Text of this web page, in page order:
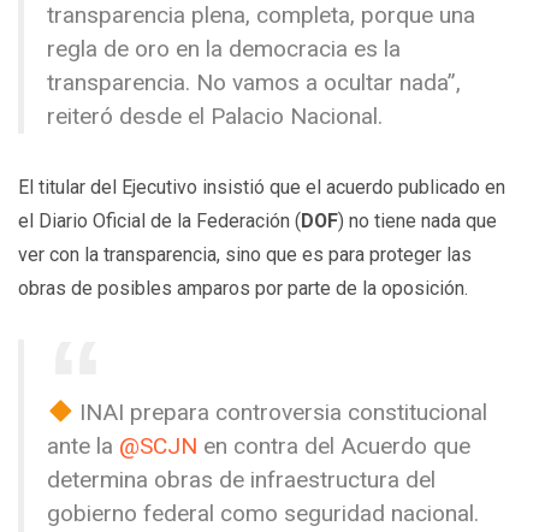
transparencia plena, completa, porque una
regla de oro en la democracia es la
transparencia. No vamos a ocultar nada”,
reiteró desde el Palacio Nacional.
El titular del Ejecutivo insistió que el acuerdo publicado en
el Diario Oficial de la Federación (DOF) no tiene nada que
ver con la transparencia, sino que es para proteger las
obras de posibles amparos por parte de la oposición.
INAI prepara controversia constitucional
ante la @SCJN en contra del Acuerdo que
determina obras de infraestructura del
gobierno federal como seguridad nacional.